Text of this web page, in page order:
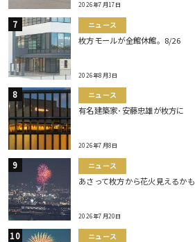
2026年7月17日
ニュース
枚方モールが全館休館。8/26
2026年8月3日
ニュース
有名建築家･安藤忠雄が枚方に
2026年7月8日
ニュース
あさって枚方から花火見えるかも
2026年7月20日
ニュース